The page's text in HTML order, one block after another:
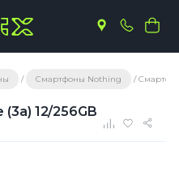
Смартфоны Nothing
12/256GB